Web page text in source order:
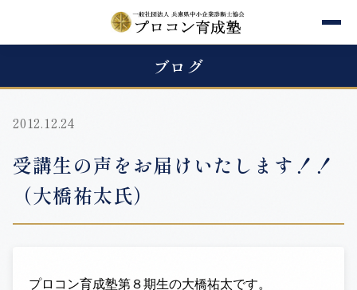
ブログ
2012.12.24
受講生の声をお届けいたします！！
（大橋祐太氏）
プロコン育成塾第８期生の大橋祐太です。